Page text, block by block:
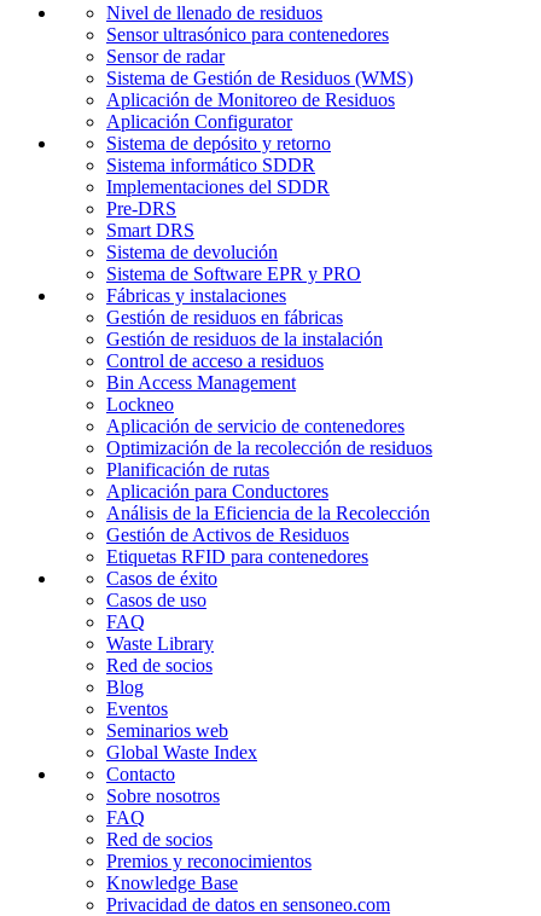
Nivel de llenado de residuos
Sensor ultrasónico para contenedores
Sensor de radar
Sistema de Gestión de Residuos (WMS)
Aplicación de Monitoreo de Residuos
Aplicación Configurator
Sistema de depósito y retorno
Sistema informático SDDR
Implementaciones del SDDR
Pre-DRS
Smart DRS
Sistema de devolución
Sistema de Software EPR y PRO
Fábricas y instalaciones
Gestión de residuos en fábricas
Gestión de residuos de la instalación
Control de acceso a residuos
Bin Access Management
Lockneo
Aplicación de servicio de contenedores
Optimización de la recolección de residuos
Planificación de rutas
Aplicación para Conductores
Análisis de la Eficiencia de la Recolección
Gestión de Activos de Residuos
Etiquetas RFID para contenedores
Casos de éxito
Casos de uso
FAQ
Waste Library
Red de socios
Blog
Eventos
Seminarios web
Global Waste Index
Contacto
Sobre nosotros
FAQ
Red de socios
Premios y reconocimientos
Knowledge Base
Privacidad de datos en sensoneo.com